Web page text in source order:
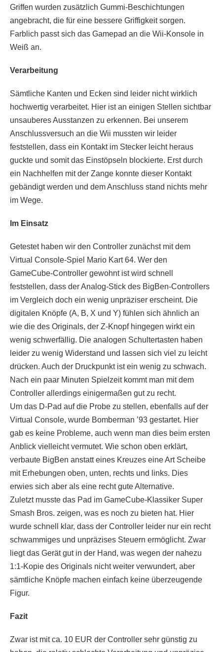
Griffen wurden zusätzlich Gummi-Beschichtungen
angebracht, die für eine bessere Griffigkeit sorgen.
Farblich passt sich das Gamepad an die Wii-Konsole in
Weiß an.
Verarbeitung
Sämtliche Kanten und Ecken sind leider nicht wirklich
hochwertig verarbeitet. Hier ist an einigen Stellen sichtbar
unsauberes Ausstanzen zu erkennen. Bei unserem
Anschlussversuch an die Wii mussten wir leider
feststellen, dass ein Kontakt im Stecker leicht heraus
guckte und somit das Einstöpseln blockierte. Erst durch
ein Nachhelfen mit der Zange konnte dieser Kontakt
gebändigt werden und dem Anschluss stand nichts mehr
im Wege.
Im Einsatz
Getestet haben wir den Controller zunächst mit dem
Virtual Console-Spiel Mario Kart 64. Wer den
GameCube-Controller gewohnt ist wird schnell
feststellen, dass der Analog-Stick des BigBen-Controllers
im Vergleich doch ein wenig unpräziser erscheint. Die
digitalen Knöpfe (A, B, X und Y) fühlen sich ähnlich an
wie die des Originals, der Z-Knopf hingegen wirkt ein
wenig schwerfällig. Die analogen Schultertasten haben
leider zu wenig Widerstand und lassen sich viel zu leicht
drücken. Auch der Druckpunkt ist ein wenig zu schwach.
Nach ein paar Minuten Spielzeit kommt man mit dem
Controller allerdings einigermaßen gut zu recht.
Um das D-Pad auf die Probe zu stellen, ebenfalls auf der
Virtual Console, wurde Bomberman ’93 gestartet. Hier
gab es keine Probleme, auch wenn man dies beim ersten
Anblick vielleicht vermutet. Wie schon oben erklärt,
verbaute BigBen anstatt eines Kreuzes eine Art Scheibe
mit Erhebungen oben, unten, rechts und links. Dies
erwies sich aber als eine recht gute Alternative.
Zuletzt musste das Pad im GameCube-Klassiker Super
Smash Bros. zeigen, was es noch zu bieten hat. Hier
wurde schnell klar, dass der Controller leider nur ein recht
schwammiges und unpräzises Steuern ermöglicht. Zwar
liegt das Gerät gut in der Hand, was wegen der nahezu
1:1-Kopie des Originals nicht weiter verwundert, aber
sämtliche Knöpfe machen einfach keine überzeugende
Figur.
Fazit
Zwar ist mit ca. 10 EUR der Controller sehr günstig zu